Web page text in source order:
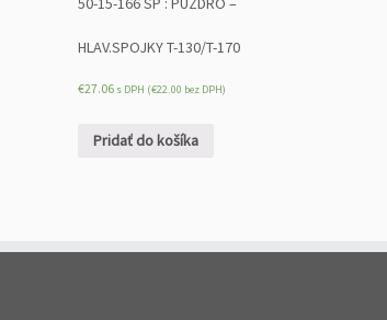
HLAV.SPOJKY T-130/T-170
€27.06 s DPH (€22.00 bez DPH)
Pridať do košíka